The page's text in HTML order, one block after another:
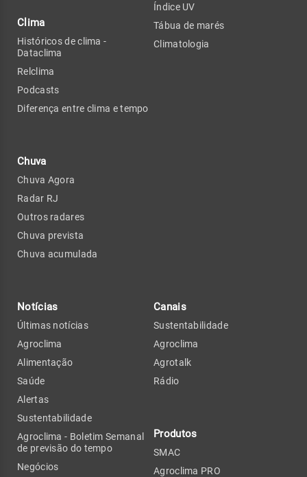
Clima
Históricos de clima -
Dataclima
Relclima
Podcasts
Diferença entre clima e tempo
Chuva
Chuva Agora
Radar RJ
Outros radares
Chuva prevista
Chuva acumulada
Índice UV
Tábua de marés
Climatologia
Notícias
Últimas notícias
Agroclima
Alimentação
Saúde
Alertas
Sustentabilidade
Agroclima - Boletim Semanal
de previsão do tempo
Negócios
Canais
Sustentabilidade
Agroclima
Agrotalk
Rádio
Produtos
SMAC
Agroclima PRO